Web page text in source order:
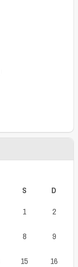
S D
1 2
8 9
15 16